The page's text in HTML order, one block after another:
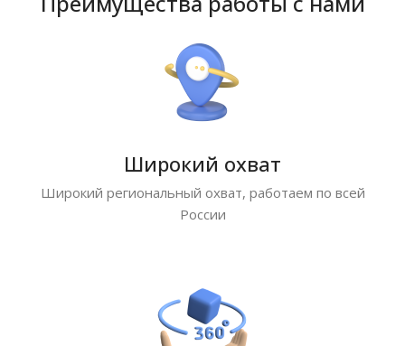
Широкий охват
Широкий региональный охват, работаем по всей
России